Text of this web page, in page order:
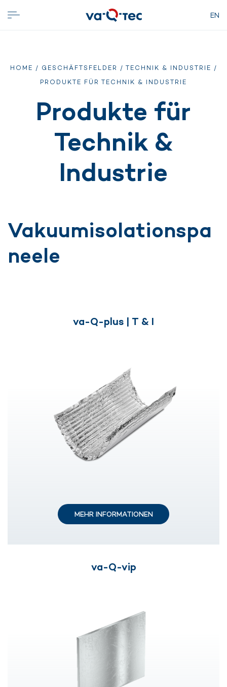
EN
HOME / GESCHÄFTSFELDER / TECHNIK & INDUSTRIE /
PRODUKTE FÜR TECHNIK & INDUSTRIE
Produkte für
Technik &
Industrie
Vakuumisolationspa
neele
va-Q-plus | T & I
MEHR INFORMATIONEN
va-Q-vip